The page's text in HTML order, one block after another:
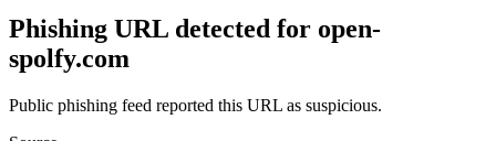
Phishing URL detected for open-
spolfy.com
Public phishing feed reported this URL as suspicious.